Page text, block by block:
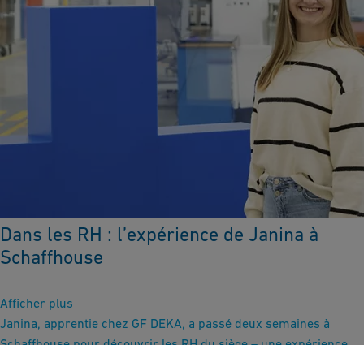
Dans les RH : l’expérience de Janina à
Schaffhouse
Afficher plus
Janina, apprentie chez GF DEKA, a passé deux semaines à